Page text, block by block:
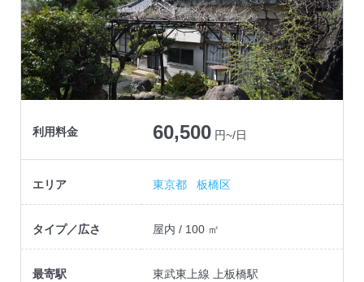
利用料金 60,500 円~/日
エリア 東京都 板橋区
タイプ／広さ 屋内 / 100 ㎡
最寄駅
東武東上線 上板橋駅